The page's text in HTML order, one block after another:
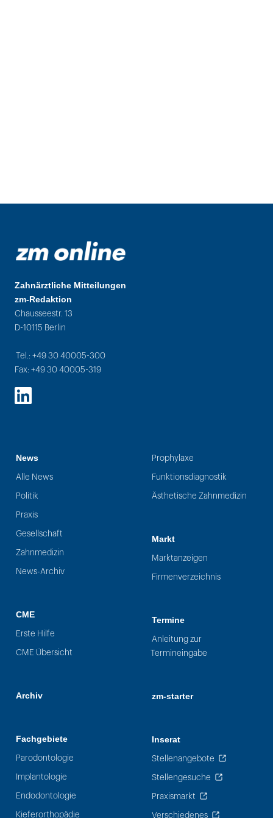
Zahnärztliche Mitteilungen
zm-Redaktion
Chausseestr. 13
D-10115 Berlin
Tel.: +49 30 40005-300
Fax: +49 30 40005-319
LinkedIn
News
Alle News
Politik
Praxis
Gesellschaft
Zahnmedizin
News-Archiv
CME
Erste Hilfe
CME Übersicht
Archiv
Fachgebiete
Parodontologie
Implantologie
Endodontologie
Kieferorthopädie
Prophylaxe
Funktionsdiagnostik
Ästhetische Zahnmedizin
Markt
Marktanzeigen
Firmenverzeichnis
Termine
Anleitung zur
Termineingabe
zm-starter
Inserat
Stellenangebote
Stellengesuche
Praxismarkt
Verschiedenes